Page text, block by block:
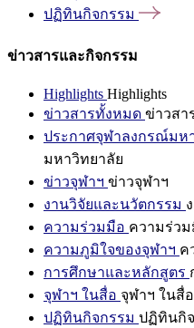
ปฏิทินกิจกรรม
ข่าวสารและกิจกรรม
Highlights Highlights
ข่าวสารทั้งหมด ข่าวสา
ประกาศจุฬาลงกรณ์มห
มหาวิทยาลัย
ข่าวจุฬาฯ ข่าวจุฬาฯ
งานวิจัยและนวัตกรรม
ความร่วมมือ ความร่ว
ความภูมิใจของจุฬาฯ ค
การศึกษาและหลักสูตร
จุฬาฯ ในสื่อ จุฬาฯ ในสื่อ
ปฏิทินกิจกรรม ปฏิทินกิ